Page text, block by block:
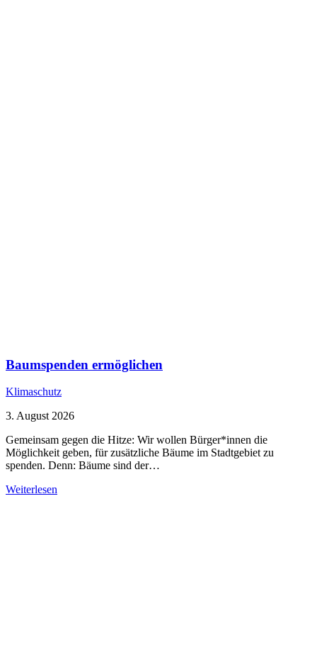
Baumspenden ermöglichen
Klimaschutz
3. August 2026
Gemeinsam gegen die Hitze: Wir wollen Bürger*innen die
Möglichkeit geben, für zusätzliche Bäume im Stadtgebiet zu
spenden. Denn: Bäume sind der…
Weiterlesen